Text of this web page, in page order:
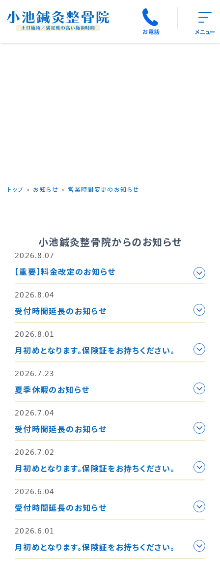
お電話 メニュー
トップ お知らせ 営業時間変更のお知らせ
小池鍼灸整骨院からのお知らせ
2026.8.07
【重要】料金改定のお知らせ
2026.8.04
受付時間延長のお知らせ
2026.8.01
月初めとなります。保険証をお持ちください。
2026.7.23
夏季休暇のお知らせ
2026.7.04
受付時間延長のお知らせ
2026.7.02
月初めとなります。保険証をお持ちください。
2026.6.04
受付時間延長のお知らせ
2026.6.01
月初めとなります。保険証をお持ちください。